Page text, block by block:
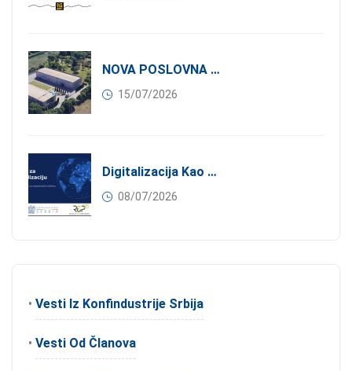
NOVA POSLOVNA PRILIKA ZA ČLANOVE KONFINDUSTRIJE SRBIJA: Izdavanje Moderne Industrijske Hale U Pančevu – 1.200 M² U Industrijskoj Zoni
15/07/2026
Digitalizacija Kao Pokretač Internacionalizacije
08/07/2026
• Vesti Iz Konfindustrije Srbija
• Vesti Od Članova